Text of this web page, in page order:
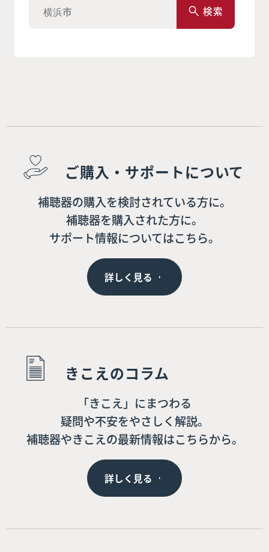
検索
ご購入・サポートについて
補聴器の購入を検討されている方に。
補聴器を購入された方に。
サポート情報についてはこちら。
詳しく見る
きこえのコラム
「きこえ」にまつわる
疑問や不安をやさしく解説。
補聴器やきこえの最新情報はこちらから。
詳しく見る